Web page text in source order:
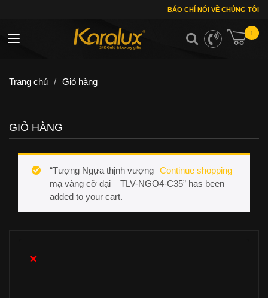
BÁO CHÍ NÓI VỀ CHÚNG TÔI
1
Toggle navigation
Trang chủ / Giỏ hàng
GIỎ HÀNG
Continue shopping
“Tượng Ngựa thịnh vượng
mạ vàng cỡ đại – TLV-NGO4-C35” has been
added to your cart.
×